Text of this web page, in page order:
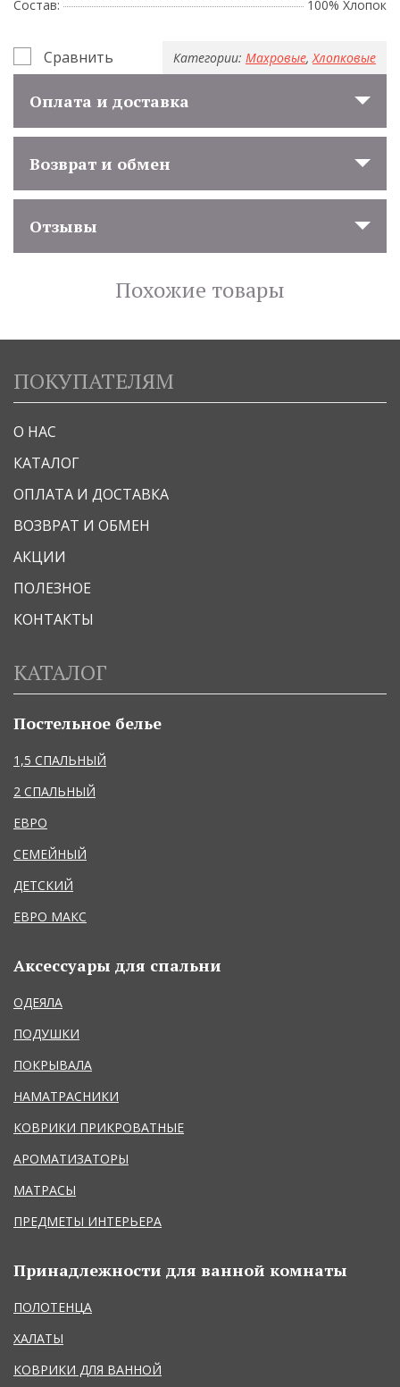
Состав: 100% Хлопок
Сравнить Категории: Махровые, Хлопковые
Оплата и доставка
Возврат и обмен
Отзывы
Похожие товары
ПОКУПАТЕЛЯМ
О НАС
КАТАЛОГ
ОПЛАТА И ДОСТАВКА
ВОЗВРАТ И ОБМЕН
АКЦИИ
ПОЛЕЗНОЕ
КОНТАКТЫ
КАТАЛОГ
Постельное белье
1,5 СПАЛЬНЫЙ
2 СПАЛЬНЫЙ
ЕВРО
СЕМЕЙНЫЙ
ДЕТСКИЙ
ЕВРО МАКС
Аксессуары для спальни
ОДЕЯЛА
ПОДУШКИ
ПОКРЫВАЛА
НАМАТРАСНИКИ
КОВРИКИ ПРИКРОВАТНЫЕ
АРОМАТИЗАТОРЫ
МАТРАСЫ
ПРЕДМЕТЫ ИНТЕРЬЕРА
Принадлежности для ванной комнаты
ПОЛОТЕНЦА
ХАЛАТЫ
КОВРИКИ ДЛЯ ВАННОЙ